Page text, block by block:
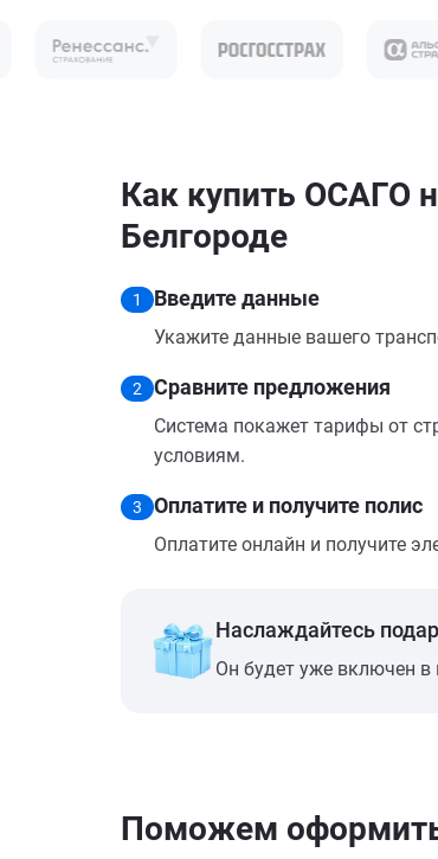
Как купить ОСАГО
Белгороде
1 Введите данные
Укажите данные вашего
2 Сравните предложения
Система покажет тарифы от
условиям.
3 Оплатите и получите полис
Оплатите онлайн и получите
Наслаждайтесь
Он будет уже включен в
Поможем оформить